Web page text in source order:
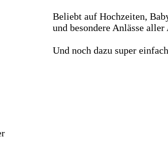
Beliebt auf Hochzeiten,
und besondere Anlässe aller
Und noch dazu super